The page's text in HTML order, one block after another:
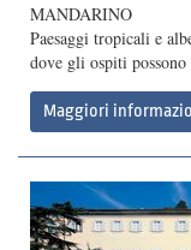
MANDARINO
Paesaggi tropicali e
dove gli ospiti
Maggiori